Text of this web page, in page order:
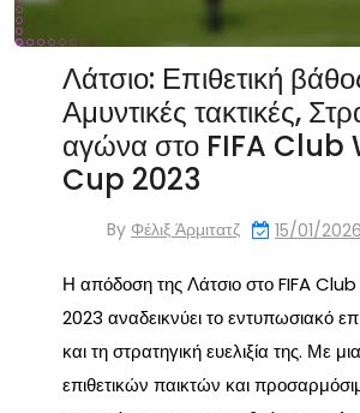
Λάτσιο: Επιθετική
Αμυντικές τακτικές,
αγώνα στο FIFA Club
Cup 2023
By Φέλιξ Άρμιτατζ 15/01/2026
Η απόδοση της Λάτσιο στο FIFA
2023 αναδεικνύει το εντυπωσιακό
και τη στρατηγική ευελιξία της. Με
επιθετικών παικτών και